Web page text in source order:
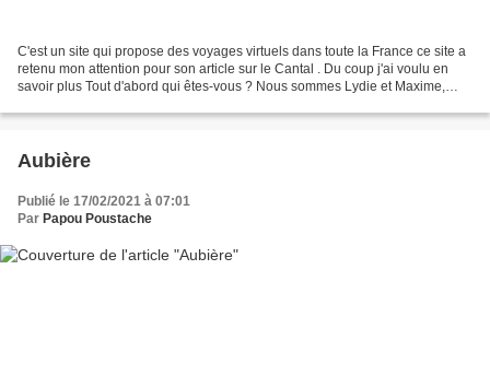
C'est un site qui propose des voyages virtuels dans toute la France ce site a
retenu mon attention pour son article sur le Cantal . Du coup j'ai voulu en
savoir plus Tout d'abord qui êtes-vous ? Nous sommes Lydie et Maxime,
Aubière
Publié le 17/02/2021 à 07:01
Par Papou Poustache